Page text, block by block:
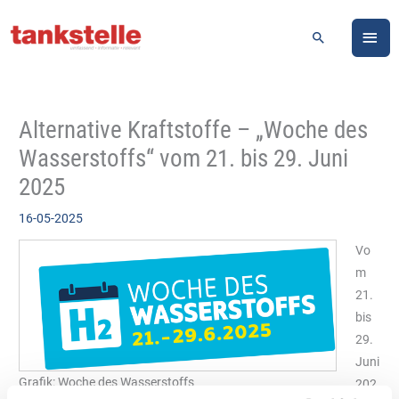
Inhalt
Suchen
Alternative Kraftstoffe – „Woche des
Wasserstoffs“ vom 21. bis 29. Juni
2025
16-05-2025
Grafik: Woche des Wasserstoffs
Vo
m
21.
bis
29.
Juni
202